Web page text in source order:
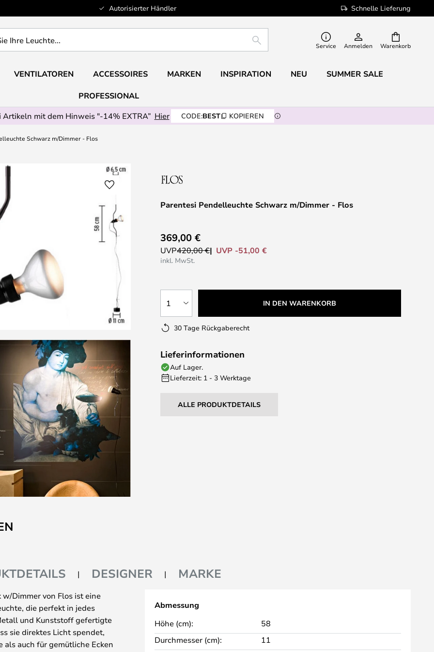
Autorisierter Händler Schnelle Lieferung
Warenkorb
SUCHE Service Anmelden
VENTILATOREN ACCESSOIRES MARKEN INSPIRATION NEU SUMMER SALE
PROFESSIONAL
mit dem Hinweis "-14% EXTRA” Hier CODE:BEST KOPIEREN
Schwarz m/Dimmer - Flos
Parentesi Pendelleuchte Schwarz m/Dimmer - Flos
369,00 €
UVP420,00 € UVP -51,00 €
inkl. MwSt.
1 IN DEN WARENKORB
30 Tage Rückgaberecht
Lieferinformationen
Auf Lager.
Lieferzeit: 1 - 3 Werktage
ALLE PRODUKTDETAILS
DESIGNER MARKE
Dimmer von Flos ist eine
die perfekt in jedes
und Kunststoff gefertigte
sie direktes Licht spendet,
auch für gemütliche Ecken
Abmessung
Höhe (cm):
58
Durchmesser (cm):
11